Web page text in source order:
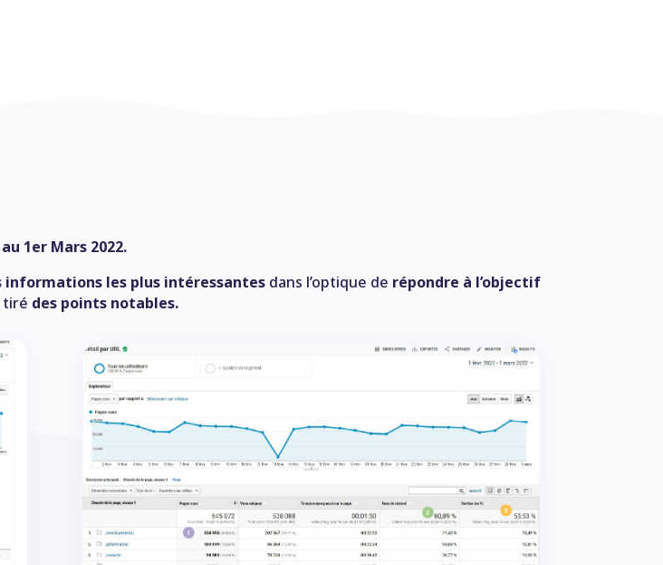
1er Mars 2022.
informations les plus intéressantes dans l’optique de répondre à l’objectif
tiré des points notables.